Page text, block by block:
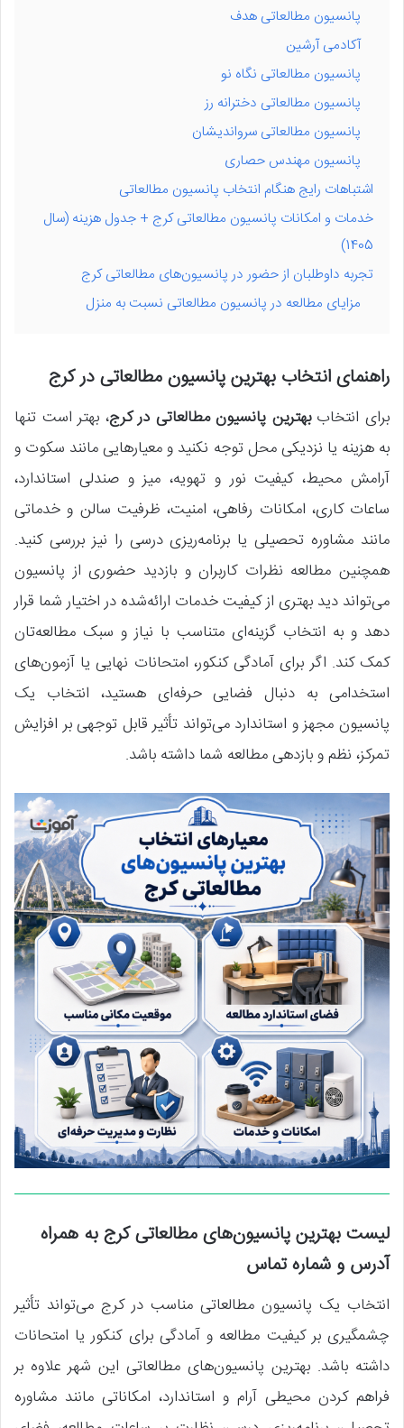
پانسیون مطالعاتی هدف
آکادمی آرشین
پانسیون مطالعاتی نگاه نو
پانسیون مطالعاتی دخترانه رز
پانسیون مطالعاتی سرواندیشان
پانسیون مهندس حصاری
اشتباهات رایج هنگام انتخاب پانسیون مطالعاتی
خدمات و امکانات پانسیون‌ مطالعاتی کرج + جدول هزینه (سال
1405)
تجربه داوطلبان از حضور در پانسیون‌های مطالعاتی کرج
مزایای مطالعه در پانسیون مطالعاتی نسبت به منزل
راهنمای انتخاب بهترین پانسیون مطالعاتی در کرج
برای انتخاب بهترین پانسیون مطالعاتی در کرج، بهتر است تنها
به هزینه یا نزدیکی محل توجه نکنید و معیارهایی مانند سکوت و
آرامش محیط، کیفیت نور و تهویه، میز و صندلی استاندارد،
ساعات کاری، امکانات رفاهی، امنیت، ظرفیت سالن و خدماتی
مانند مشاوره تحصیلی یا برنامه‌ریزی درسی را نیز بررسی کنید.
همچنین مطالعه نظرات کاربران و بازدید حضوری از پانسیون
می‌تواند دید بهتری از کیفیت خدمات ارائه‌شده در اختیار شما قرار
دهد و به انتخاب گزینه‌ای متناسب با نیاز و سبک مطالعه‌تان
کمک کند. اگر برای آمادگی کنکور، امتحانات نهایی یا آزمون‌های
استخدامی به دنبال فضایی حرفه‌ای هستید، انتخاب یک
پانسیون مجهز و استاندارد می‌تواند تأثیر قابل توجهی بر افزایش
تمرکز، نظم و بازدهی مطالعه شما داشته باشد.
لیست بهترین پانسیون‌های مطالعاتی کرج به همراه
آدرس و شماره تماس
انتخاب یک پانسیون مطالعاتی مناسب در کرج می‌تواند تأثیر
چشمگیری بر کیفیت مطالعه و آمادگی برای کنکور یا امتحانات
داشته باشد. بهترین پانسیون‌های مطالعاتی این شهر علاوه بر
فراهم کردن محیطی آرام و استاندارد، امکاناتی مانند مشاوره